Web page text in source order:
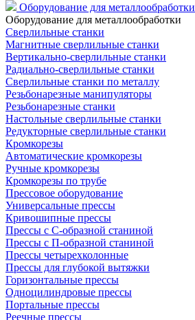
Оборудование для металлообработки
Оборудование для металлообработки
Сверлильные станки
Магнитные сверлильные станки
Вертикально-сверлильные станки
Радиально-сверлильные станки
Сверлильные станки по металлу
Резьбонарезные манипуляторы
Резьбонарезные станки
Настольные сверлильные станки
Редукторные сверлильные станки
Кромкорезы
Автоматические кромкорезы
Ручные кромкорезы
Кромкорезы по трубе
Прессовое оборудование
Универсальные прессы
Кривошипные прессы
Прессы с С-образной станиной
Прессы с П-образной станиной
Прессы четырехколонные
Прессы для глубокой вытяжки
Горизонтальные прессы
Одноцилиндровые прессы
Портальные прессы
Реечные прессы